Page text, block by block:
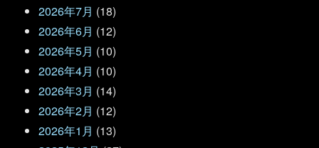
2026年7月 (18)
2026年6月 (12)
2026年5月 (10)
2026年4月 (10)
2026年3月 (14)
2026年2月 (12)
2026年1月 (13)